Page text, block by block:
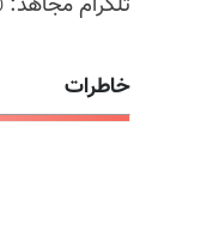
خاطرات